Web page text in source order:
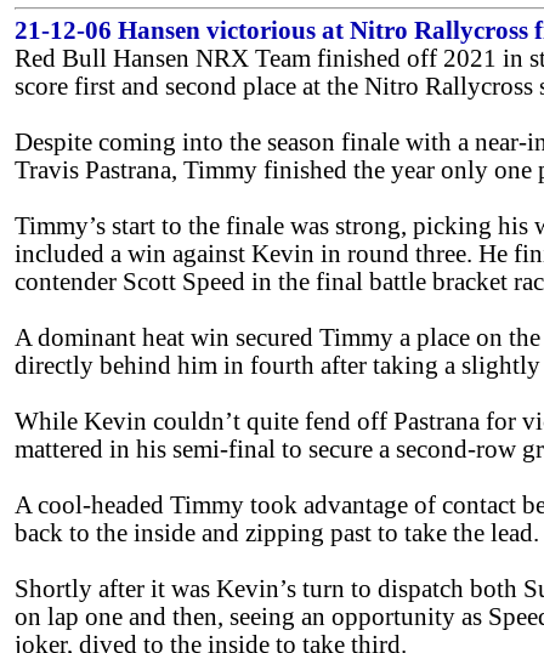
21-12-06 Hansen victorious at Nitro Rallycross
Red Bull Hansen NRX Team finished off 2021 in
score first and second place at the Nitro
Despite coming into the season finale with a
Travis Pastrana, Timmy finished the year only
Timmy’s start to the finale was strong, picking his
included a win against Kevin in round three. He
contender Scott Speed in the final battle bracket
A dominant heat win secured Timmy a place on
directly behind him in fourth after taking a
While Kevin couldn’t quite fend off Pastrana for
mattered in his semi-final to secure a second-row
A cool-headed Timmy took advantage of contact
back to the inside and zipping past to take the lead.
Shortly after it was Kevin’s turn to dispatch both
on lap one and then, seeing an opportunity as
joker, dived to the inside to take third.